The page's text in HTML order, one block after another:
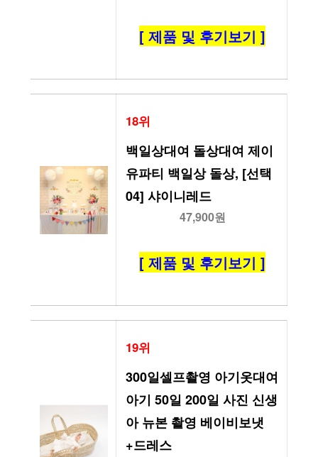
[ 제품 및 후기보기 ]
18위
백일상대여 돌상대여 제이
유파티 백일상 돌상, [선택
04] 샤이니레드
47,900원
[ 제품 및 후기보기 ]
19위
300일셀프촬영 아기옷대여
아기 50일 200일 사진 신생
아 뉴본 촬영 베이비보냇
+드레스